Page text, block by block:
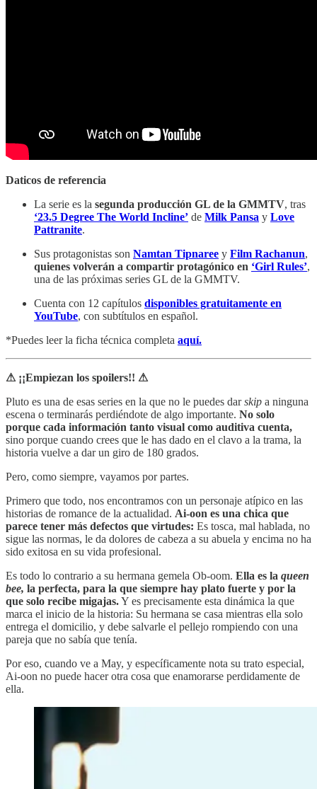
Daticos de referencia
La serie es la segunda producción GL de la GMMTV, tras
‘23.5 Degree The World Incline’ de Milk Pansa y Love
Pattranite.
Sus protagonistas son Namtan Tipnaree y Film Rachanun,
quienes volverán a compartir protagónico en ‘Girl Rules’,
una de las próximas series GL de la GMMTV.
Cuenta con 12 capítulos disponibles gratuitamente en
YouTube, con subtítulos en español.
*Puedes leer la ficha técnica completa aquí.
⚠ ¡¡Empiezan los spoilers!! ⚠
Pluto es una de esas series en la que no le puedes darskip a ninguna
escena o terminarás perdiéndote de algo importante. No solo
porque cada información tanto visual como auditiva cuenta,
sino porque cuando crees que le has dado en el clavo a la trama, la
historia vuelve a dar un giro de 180 grados.
Pero, como siempre, vayamos por partes.
Primero que todo, nos encontramos con un personaje atípico en las
historias de romance de la actualidad. Ai-oon es una chica que
parece tener más defectos que virtudes: Es tosca, mal hablada, no
sigue las normas, le da dolores de cabeza a su abuela y encima no ha
sido exitosa en su vida profesional.
Es todo lo contrario a su hermana gemela Ob-oom. Ella es la queen
bee, la perfecta, para la que siempre hay plato fuerte y por la
que solo recibe migajas.Y es precisamente esta dinámica la que
marca el inicio de la historia: Su hermana se casa mientras ella solo
entrega el domicilio, y debe salvarle el pellejo rompiendo con una
pareja que no sabía que tenía.
Por eso, cuando ve a May, y específicamente nota su trato especial,
Ai-oon no puede hacer otra cosa que enamorarse perdidamente de
ella.